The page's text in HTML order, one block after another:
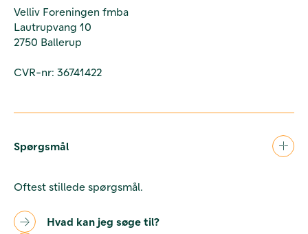
Velliv Foreningen fmba
Lautrupvang 10
2750 Ballerup
CVR-nr: 36741422
Spørgsmål
Oftest stillede spørgsmål.
Hvad kan jeg søge til?